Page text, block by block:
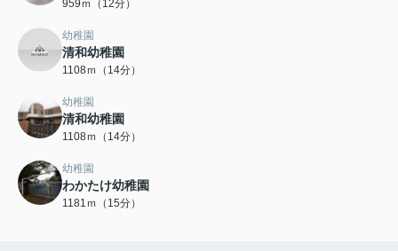
959ｍ（12分）
幼稚園
清和幼稚園
1108ｍ（14分）
幼稚園
清和幼稚園
1108ｍ（14分）
幼稚園
わかたけ幼稚園
1181ｍ（15分）